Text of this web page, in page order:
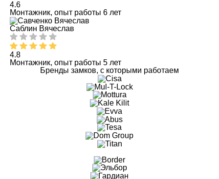
4.6
Монтажник, опыт работы 6 лет
Саблин Вячеслав
4.8
Монтажник, опыт работы 5 лет
Бренды замков, с которыми работаем